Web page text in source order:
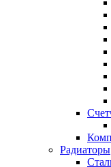
Радиаторы